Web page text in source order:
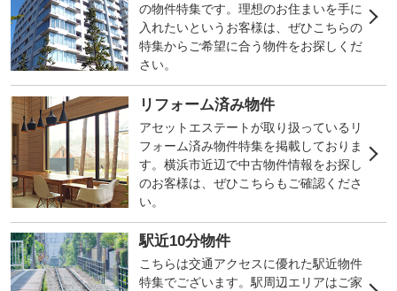
の物件特集です。理想のお住まいを手に
入れたいというお客様は、ぜひこちらの
特集からご希望に合う物件をお探しくだ
さい。
リフォーム済み物件
アセットエステートが取り扱っているリ
フォーム済み物件特集を掲載しておりま
す。横浜市近辺で中古物件情報をお探し
のお客様は、ぜひこちらもご確認くださ
い。
駅近10分物件
こちらは交通アクセスに優れた駅近物件
特集でございます。駅周辺エリアはご家